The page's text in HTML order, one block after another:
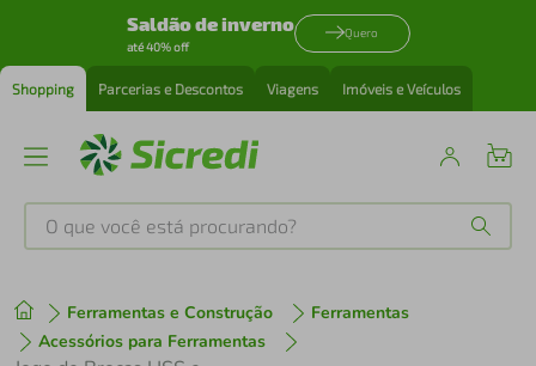
Saldão de inverno
até 40% off
Quero
Shopping Parcerias e Descontos Viagens Imóveis e Veículos
O que você está procurando?
Ferramentas e Construção
Ferramentas
Acessórios para Ferramentas
1º tenis